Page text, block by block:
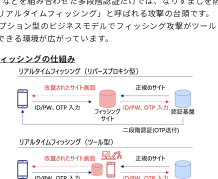
ルタイムフィッシング」と呼ばれる攻撃の台頭です。
ョン型のビジネスモデルでフィッシング攻撃がツール
る環境が広がっています。
ッシングの仕組み